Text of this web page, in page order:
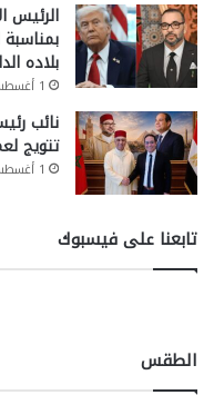
الرئيس
بلاده
1 أغسطس، 2026
نائب
تتويج
1 أغسطس، 2026
تابعنا على فيسبوك
الطقس